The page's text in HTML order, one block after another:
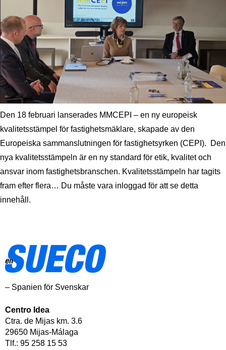
Den 18 februari lanserades MMCEPI – en ny europeisk
kvalitetsstämpel för fastighetsmäklare, skapade av den
Europeiska sammanslutningen för fastighetsyrken (CEPI). Den
nya kvalitetsstämpeln är en ny standard för etik, kvalitet och
ansvar inom fastighetsbranschen. Kvalitetsstämpeln har tagits
fram efter flera… Du måste vara inloggad för att se detta
innehåll.
– Spanien för Svenskar
Centro Idea
Ctra. de Mijas km. 3.6
29650 Mijas-Málaga
Tlf.: 95 258 15 53